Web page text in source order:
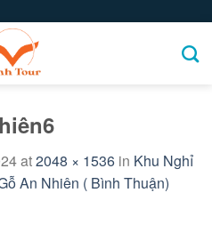
at2048 × 1536 in Khu Nghỉ
An Nhiên ( Bình Thuận)